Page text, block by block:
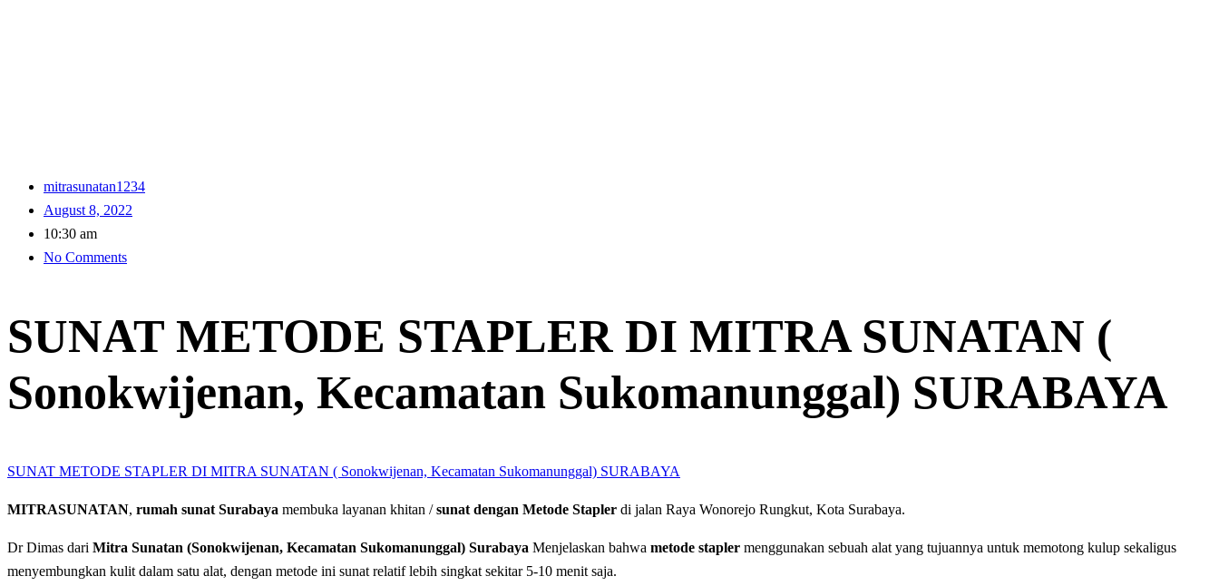
mitrasunatan1234
August 8, 2022
10:30 am
No Comments
SUNAT METODE STAPLER DI MITRA SUNATAN (
Sonokwijenan, Kecamatan Sukomanunggal) SURABAYA
SUNAT METODE STAPLER DI MITRA SUNATAN ( Sonokwijenan, Kecamatan Sukomanunggal) SURABAYA
MITRASUNATAN, rumah sunat Surabaya membuka layanan khitan /sunat dengan Metode Stapler di jalan Raya Wonorejo Rungkut, Kota Surabaya.
Dr Dimas dari Mitra Sunatan (Sonokwijenan, Kecamatan Sukomanunggal) Surabaya Menjelaskan bahwa metode stapler menggunakan sebuah alat yang tujuannya untuk memotong kulup sekaligus
menyembungkan kulit dalam satu alat, dengan metode ini sunat relatif lebih singkat sekitar 5-10 menit saja.